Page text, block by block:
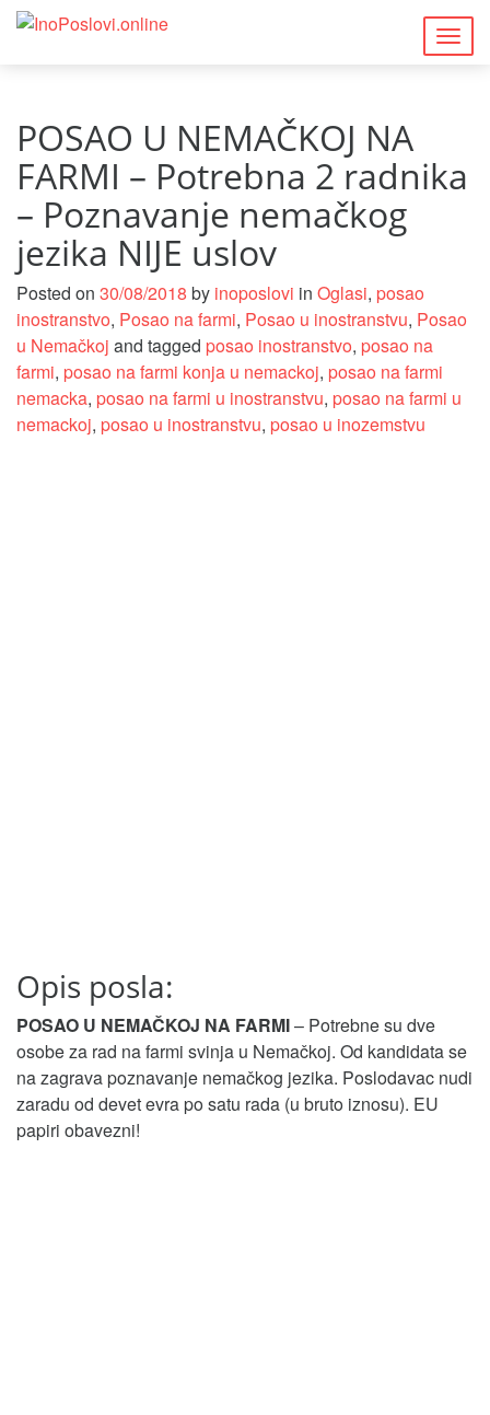
POSAO U NEMAČKOJ NA
FARMI – Potrebna 2 radnika
– Poznavanje nemačkog
jezika NIJE uslov
Posted on 30/08/2018 by inoposlovi in Oglasi, posao
inostranstvo, Posao na farmi, Posao u inostranstvu, Posao
u Nemačkoj and tagged posao inostranstvo, posao na
farmi, posao na farmi konja u nemackoj, posao na farmi
nemacka, posao na farmi u inostranstvu, posao na farmi u
nemackoj, posao u inostranstvu, posao u inozemstvu
Opis posla:
POSAO U NEMAČKOJ NA FARMI– Potrebne su dve
osobe za rad na farmi svinja u Nemačkoj. Od kandidata se
na zagrava poznavanje nemačkog jezika. Poslodavac nudi
zaradu od devet evra po satu rada (u bruto iznosu). EU
papiri obavezni!